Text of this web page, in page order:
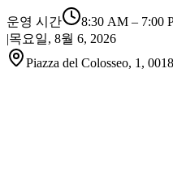
운영 시간 8:30 AM – 7:00
|목요일, 8월 6, 2026
Piazza del Colosseo, 1,